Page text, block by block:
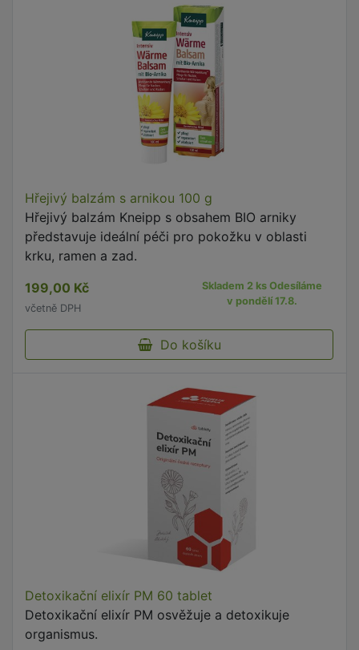
Hřejivý balzám s arnikou 100 g
Hřejivý balzám Kneipp s obsahem BIO arniky
představuje ideální péči pro pokožku v oblasti
krku, ramen a zad.
199,00 Kč
včetně DPH
Skladem 2 ks Odesíláme
v pondělí 17.8.
Do košíku
Detoxikační elixír PM 60 tablet
Detoxikační elixír PM osvěžuje a detoxikuje
organismus.